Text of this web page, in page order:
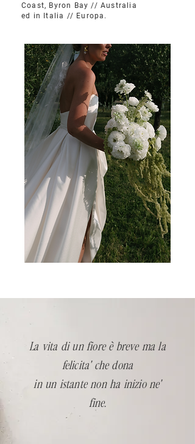
Coast, Byron Bay // Australia
ed in Italia // Europa.
La vita di un fiore è breve ma la
felicita' che dona
in un istante non ha inizio ne'
fine.